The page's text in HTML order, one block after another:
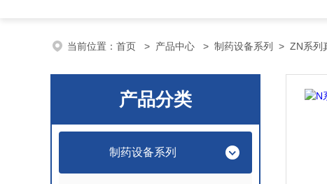
当前位置： 首页 > 产品中心 > 制药设备系列 > ZN系列
产品分类
制药设备系列